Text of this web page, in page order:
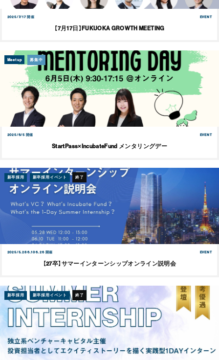
2025/7/17 開催 EVENT
【7月17日】FUKUOKA GROWTH MEETING
Meetup 募集中
2025/6/5 開催 EVENT
StartPass×IncubateFund メンタリングデー
新卒採用 新卒採用イベント 終了
2025/5.28 6.10 6.26 開催 EVENT
【27卒】サマーインターンシップオンライン説明会
新卒採用 新卒採用イベント 終了